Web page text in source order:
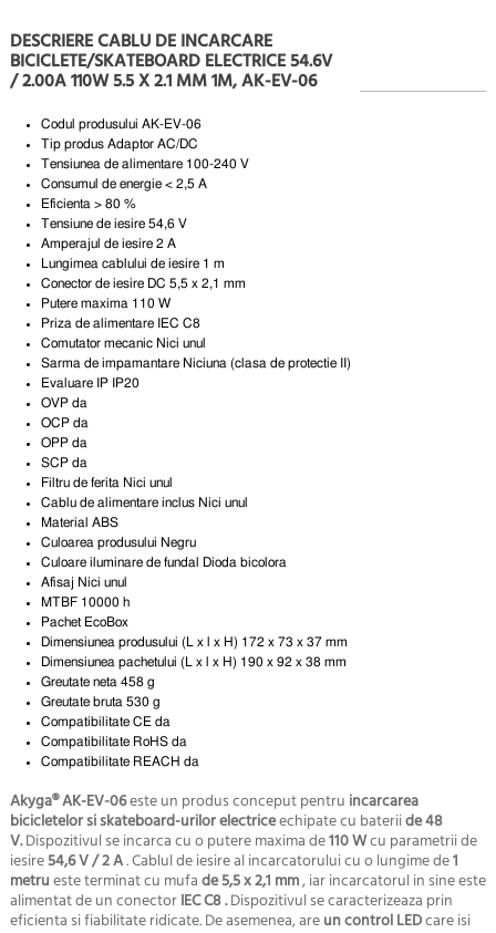
DESCRIERE CABLU DE INCARCARE
BICICLETE/SKATEBOARD ELECTRICE 54.6V
/ 2.00A 110W 5.5 X 2.1 MM 1M, AK-EV-06
Codul produsului AK-EV-06
Tip produs Adaptor AC/DC
Tensiunea de alimentare 100-240 V
Consumul de energie < 2,5 A
Eficienta > 80 %
Tensiune de iesire 54,6 V
Amperajul de iesire 2 A
Lungimea cablului de iesire 1 m
Conector de iesire DC 5,5 x 2,1 mm
Putere maxima 110 W
Priza de alimentare IEC C8
Comutator mecanic Nici unul
Sarma de impamantare Niciuna (clasa de protectie II)
Evaluare IP IP20
OVP da
OCP da
OPP da
SCP da
Filtru de ferita Nici unul
Cablu de alimentare inclus Nici unul
Material ABS
Culoarea produsului Negru
Culoare iluminare de fundal Dioda bicolora
Afisaj Nici unul
MTBF 10000 h
Pachet EcoBox
Dimensiunea produsului (L x l x H) 172 x 73 x 37 mm
Dimensiunea pachetului (L x l x H) 190 x 92 x 38 mm
Greutate neta 458 g
Greutate bruta 530 g
Compatibilitate CE da
Compatibilitate RoHS da
Compatibilitate REACH da
Akyga® AK-EV-06este un produs conceput pentru incarcarea
bicicletelor si skateboard-urilor electriceechipate cu bateriide 48
V.Dispozitivul se incarca cu o putere maxima de110 Wcu parametrii de
iesire54,6 V / 2 A. Cablul de iesire al incarcatorului cu o lungime de1
metrueste terminat cu mufade 5,5 x 2,1 mm, iar incarcatorul in sine este
alimentat de un conectorIEC C8 .Dispozitivul se caracterizeaza prin
eficienta si fiabilitate ridicate. De asemenea, areun control LEDcare isi